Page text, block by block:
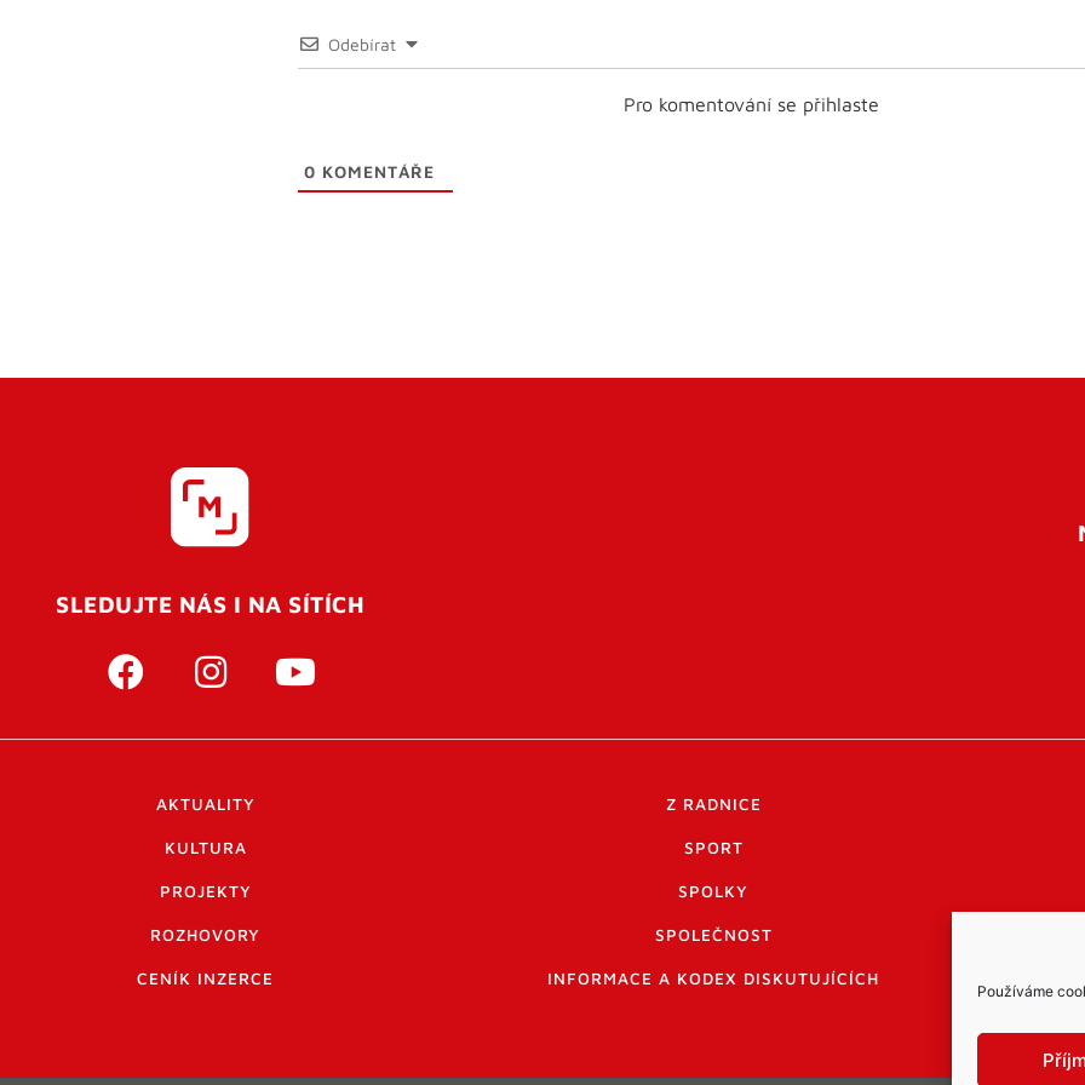
Používáme
Odebírat
Pro komentování se přihlaste
0 KOMENTÁŘE
SLEDUJTE NÁS I NA SÍTÍCH
AKTUALITY Z RADNICE
KULTURA SPORT
PROJEKTY SPOLKY
ROZHOVORY SPOLEČNOST
CENÍK INZERCE INFORMACE A KODEX DISKUTUJÍCÍCH